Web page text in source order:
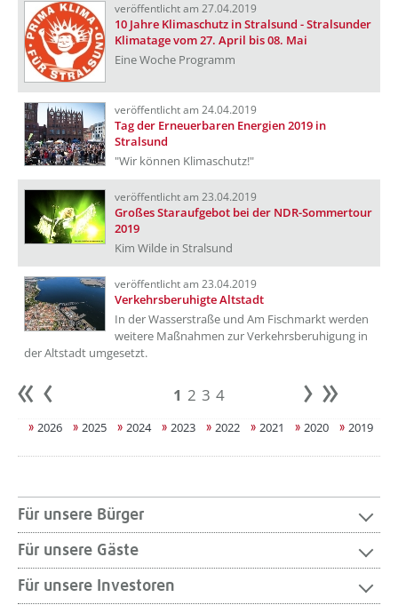
veröffentlicht am 27.04.2019
10 Jahre Klimaschutz in Stralsund - Stralsunder
Klimatage vom 27. April bis 08. Mai
Eine Woche Programm
veröffentlicht am 24.04.2019
Tag der Erneuerbaren Energien 2019 in
Stralsund
"Wir können Klimaschutz!"
veröffentlicht am 23.04.2019
Großes Staraufgebot bei der NDR-Sommertour
2019
Kim Wilde in Stralsund
veröffentlicht am 23.04.2019
Verkehrsberuhigte Altstadt
In der Wasserstraße und Am Fischmarkt werden
weitere Maßnahmen zur Verkehrsberuhigung in
der Altstadt umgesetzt.
Anfang 1 2 3 4 weiter
2026 2025 2024 2023 2022 2021 2020 2019
Für unsere Bürger
Für unsere Gäste
Für unsere Investoren